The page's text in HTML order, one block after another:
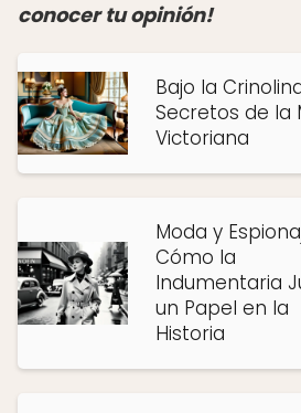
conocer tu opinión!
Bajo la
Secretos de la
Victoriana
Moda y
Cómo la
Indumentaria
un Papel en la
Historia